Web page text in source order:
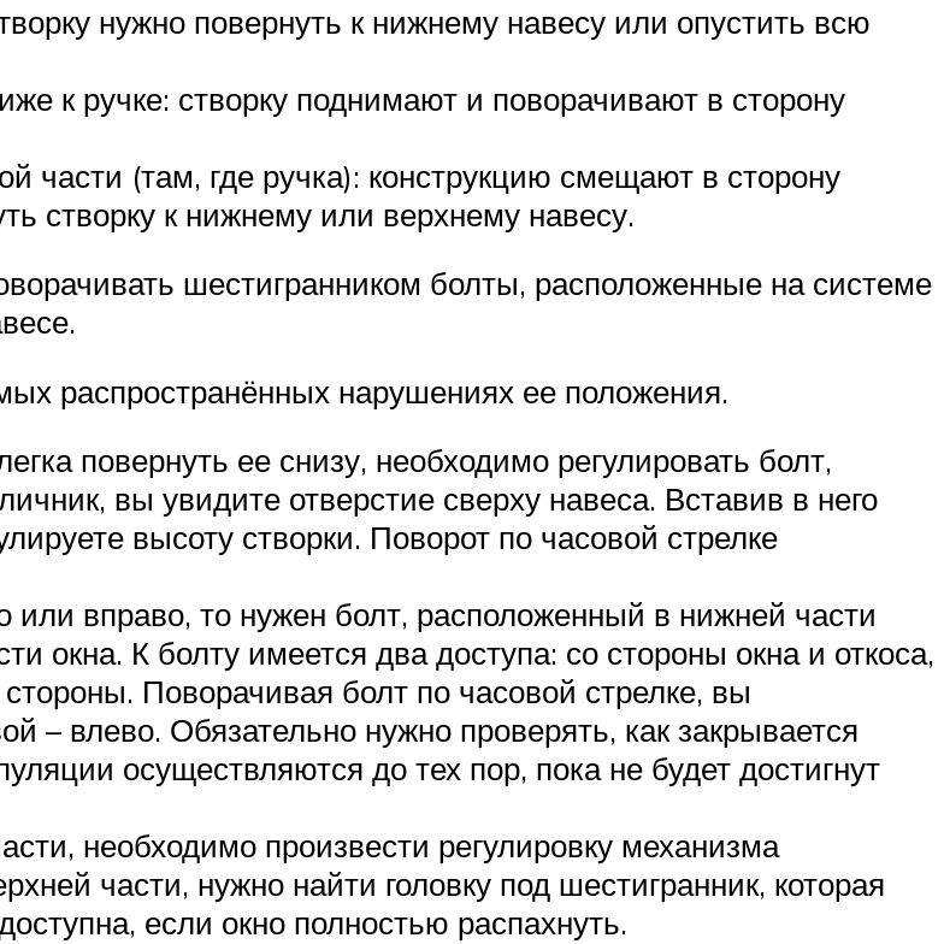
нужно повернуть к нижнему навесу или опустить всю
к ручке: створку поднимают и поворачивают в сторону
части (там, где ручка): конструкцию смещают в сторону
створку к нижнему или верхнему навесу.
шестигранником болты, расположенные на системе
распространённых нарушениях ее положения.
повернуть ее снизу, необходимо регулировать болт,
вы увидите отверстие сверху навеса. Вставив в него
высоту створки. Поворот по часовой стрелке
или вправо, то нужен болт, расположенный в нижней части
окна. К болту имеется два доступа: со стороны окна и откоса,
Поворачивая болт по часовой стрелке, вы
– влево. Обязательно нужно проверять, как закрывается
осуществляются до тех пор, пока не будет достигнут
необходимо произвести регулировку механизма
части, нужно найти головку под шестигранник, которая
если окно полностью распахнуть.